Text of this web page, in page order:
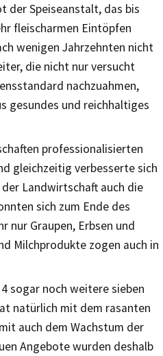
der Speiseanstalt, das bis
fleischarmen Eintöpfen
wenigen Jahrzehnten nicht
die nicht nur versucht
nachzuahmen,
gesundes und reichhaltiges
professionalisierten
gleichzeitig verbesserte sich
Landwirtschaft auch die
sich zum Ende des
nur Graupen, Erbsen und
Milchprodukte zogen auch in
sogar noch weitere sieben
natürlich mit dem rasanten
auch dem Wachstum der
Angebote wurden deshalb